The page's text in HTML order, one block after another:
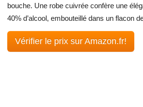
bouche. Une robe cuivrée confère une
40% d’alcool, embouteillé dans un flacon
Vérifier le prix sur Amazon.fr!